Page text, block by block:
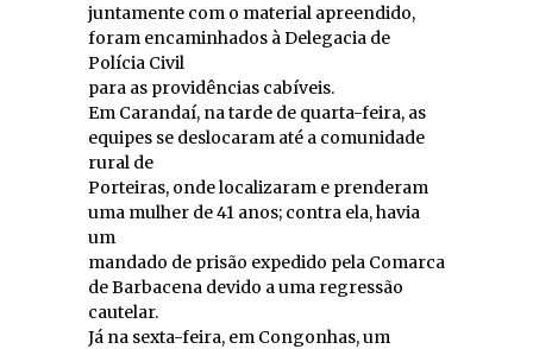
juntamente com o material apreendido,
foram encaminhados à Delegacia de
Polícia Civil
para as providências cabíveis.
Em Carandaí, na tarde de quarta-feira, as
equipes se deslocaram até a comunidade
rural de
Porteiras, onde localizaram e prenderam
uma mulher de 41 anos; contra ela, havia
um
mandado de prisão expedido pela Comarca
de Barbacena devido a uma regressão
cautelar.
Já na sexta-feira, em Congonhas, um